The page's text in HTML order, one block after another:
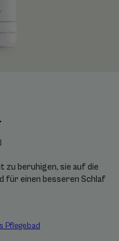
zu beruhigen, sie auf die
für einen besseren Schlaf
Pflegebad